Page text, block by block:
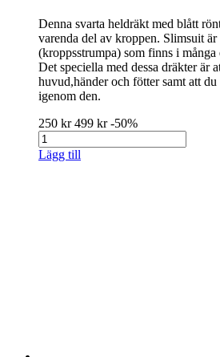
Denna svarta heldräkt med blått
varenda del av kroppen. Slimsuit
(kroppsstrumpa) som finns i
Det speciella med dessa dräkter är
huvud,händer och fötter samt att du
igenom den.
250 kr499 kr-50%
Lägg till